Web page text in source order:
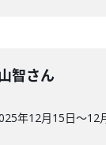
智さん
年12月15日〜12